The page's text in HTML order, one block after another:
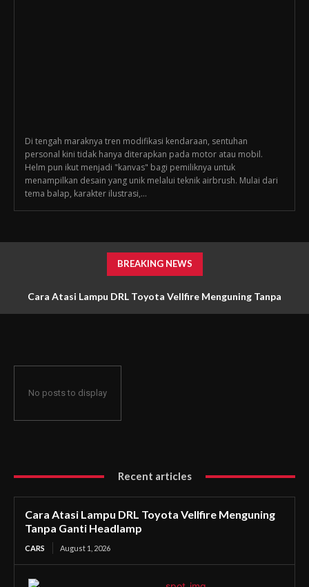
Di tengah maraknya tren modifikasi kendaraan, sentuhan
personal kini tidak hanya diterapkan pada motor atau mobil.
Helm pun ikut menjadi "kanvas" bagi pemiliknya untuk
menampilkan desain yang unik melalui teknik airbrush. Mulai dari
tema balap, karakter ilustrasi,...
BREAKING NEWS
Cara Atasi Lampu DRL Toyota Vellfire Menguning Tanpa
No posts to display
Recent articles
Cara Atasi Lampu DRL Toyota Vellfire Menguning
Tanpa Ganti Headlamp
CARS August 1, 2026